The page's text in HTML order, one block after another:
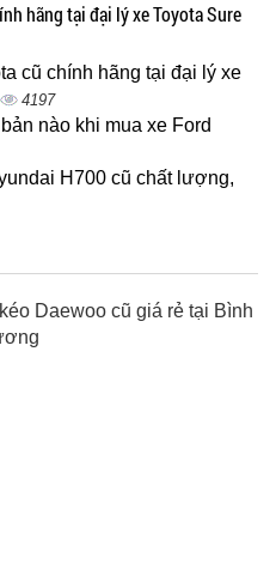
hãng tại đại lý xe Toyota Sure
cũ chính hãng tại đại lý xe
4197
nào khi mua xe Ford
H700 cũ chất lượng,